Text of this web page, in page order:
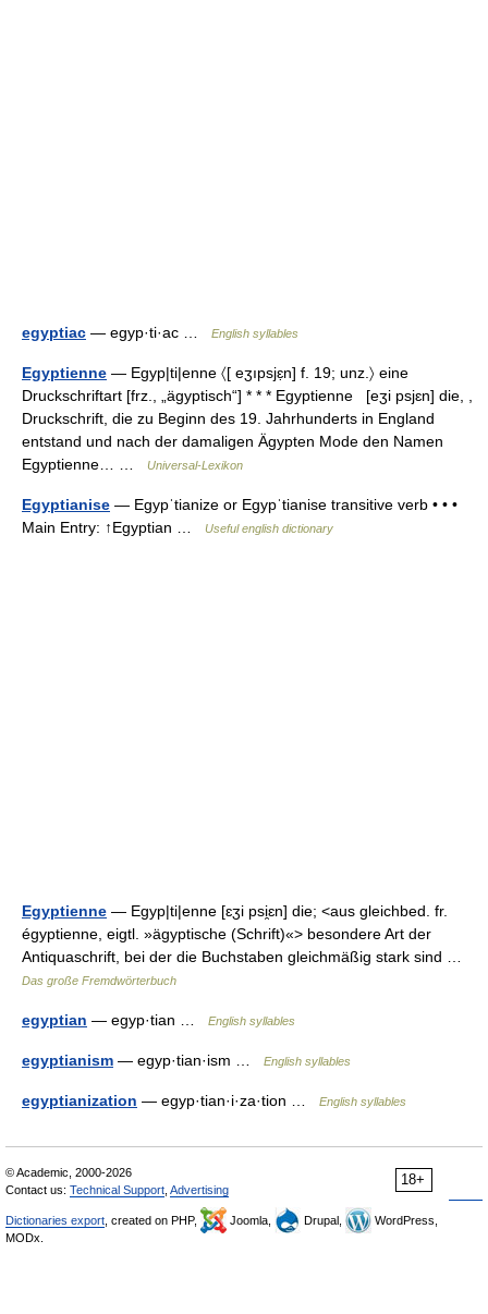
egyptiac — egyp·ti·ac … English syllables
Egyptienne — Egyp|ti|enne 〈[ eʒıpsjɛ̣n] f. 19; unz.〉 eine
Druckschriftart [frz., „ägyptisch“] * * * Egyptienne [eʒi psjɛn] die, ,
Druckschrift, die zu Beginn des 19. Jahrhunderts in England
entstand und nach der damaligen Ägypten Mode den Namen
Egyptienne… …
Universal-Lexikon
Egyptianise — Egypˈtianize or Egypˈtianise transitive verb • • •
Main Entry: ↑Egyptian …
Useful english dictionary
Egyptienne — Egyp|ti|enne [ɛʒi psi̯ɛn] die; <aus gleichbed. fr.
égyptienne, eigtl. »ägyptische (Schrift)«> besondere Art der
Antiquaschrift, bei der die Buchstaben gleichmäßig stark sind …
Das große Fremdwörterbuch
egyptian — egyp·tian … English syllables
egyptianism — egyp·tian·ism … English syllables
egyptianization — egyp·tian·i·za·tion … English syllables
18+
© Academic, 2000-2026
Contact us: Technical Support Advertising
Dictionaries export , created on PHP, Joomla, Drupal,
WordPress,
MODx.